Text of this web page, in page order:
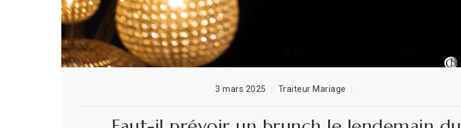
3 mars 2025 Traiteur Mariage